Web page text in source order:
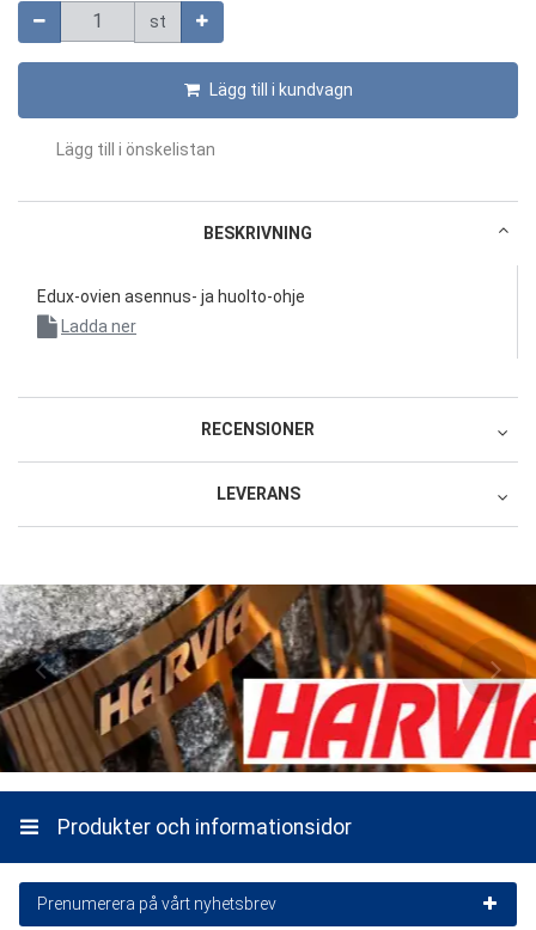
Mängd st
Lägg till i kundvagn
Lägg till i önskelistan
BESKRIVNING
Edux-ovien asennus- ja huolto-ohje
Ladda ner
RECENSIONER
Service och leverans
1 stjärna av 5
2 stjärnor av 5
3 stjärnor av 5
4 stjärnor av 5
5 stjärnor av 5
Namn
Ett namn du väljer som vi visar bredvid din recension.
Skriv din recension här
LEVERANS
0 SEK
Avhämtning från LP Garden Oy Factory,
Karpininiementie 1 95640 Juoksenki
0 SEK
Direktleverans från leverantörens lager 101
1199 SEK
Valfria tjänster:Mekanisk Lossning Av
Lasten Organiserad, Kommer Att Lastas Av
Direktleverans från leverantörens lager 104
273 SEK
Produkter och informationsidor
Prenumerera på vårt nyhetsbrev